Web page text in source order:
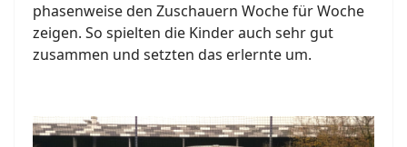
phasenweise den Zuschauern Woche für Woche
zeigen. So spielten die Kinder auch sehr gut
zusammen und setzten das erlernte um.